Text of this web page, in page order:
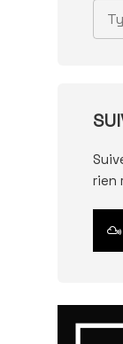
rien